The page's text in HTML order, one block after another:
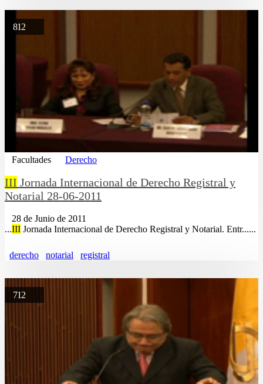
812
Facultades Derecho
III Jornada Internacional de Derecho Registral y
Notarial 28-06-2011
28 de Junio de 2011
...III Jornada Internacional de Derecho Registral y Notarial. Entr......
derecho notarial registral
712